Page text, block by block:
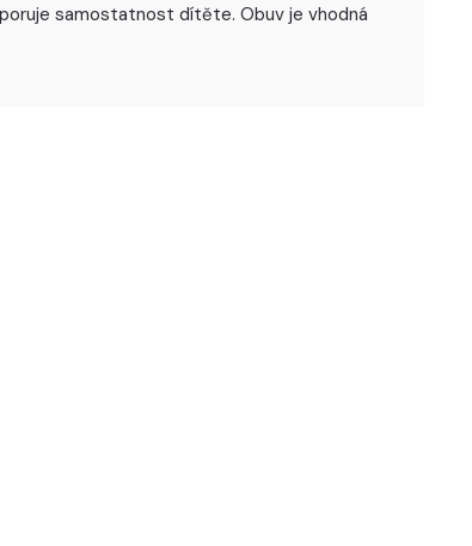
samostatnost dítěte. Obuv je vhodná